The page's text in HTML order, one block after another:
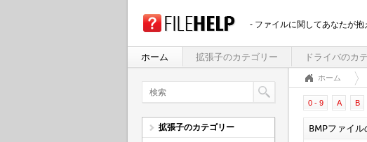
- ファイルに関してあなたが
ホーム 拡張子のカテゴリー ドライバのカ
拡張子のカテゴリー
ホーム
0 - 9 A B
BMPファイ